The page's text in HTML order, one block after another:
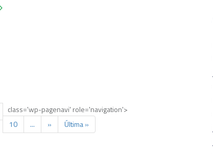
class='wp-pagenavi' role='navigation'>
10
... » Última »